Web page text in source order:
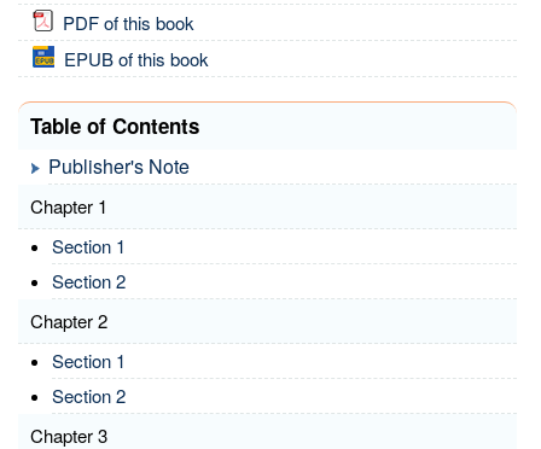
PDF of this book
EPUB of this book
Table of Contents
Publisher's Note
Chapter 1
Section 1
Section 2
Chapter 2
Section 1
Section 2
Chapter 3